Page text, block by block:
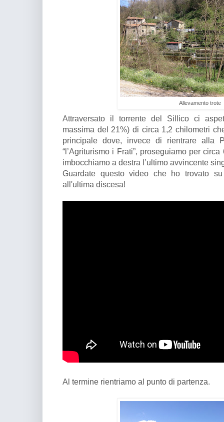
Allevamento trote
Attraversato il torrente del Sillico ci
massima del 21%) di circa 1,2 chilometri
principale dove, invece di rientrare alla
“l’Agriturismo i Frati”, proseguiamo per
imbocchiamo a destra l’ultimo avvincente
Guardate questo video che ho trovato
all'ultima discesa!
Al termine rientriamo al punto di partenza.